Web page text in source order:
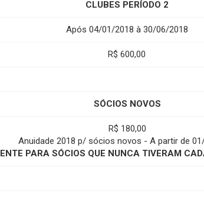
CLUBES PERÍODO 2
Após 04/01/2018 à 30/06/2018
R$ 600,00
SÓCIOS NOVOS
R$ 180,00
Anuidade 2018 p/ sócios novos - A partir de
PARA SÓCIOS QUE NUNCA TIVERAM